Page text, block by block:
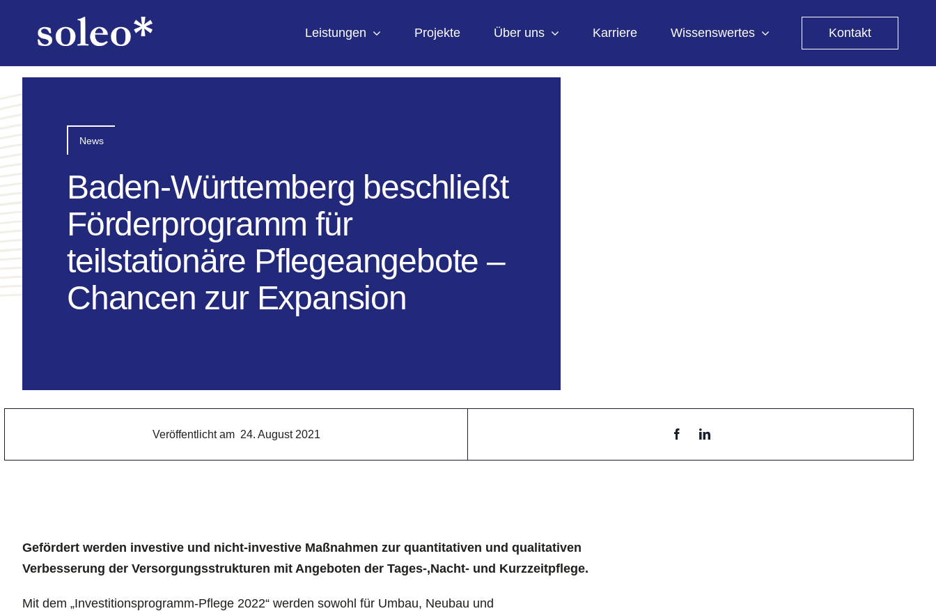
Leistungen Projekte Über uns Karriere Wissenswertes Kontakt
News
Baden-Württemberg beschließt
Förderprogramm für
teilstationäre Pflegeangebote –
Chancen zur Expansion
Veröffentlicht am 24. August 2021
Gefördert werden investive und nicht-investive Maßnahmen zur quantitativen und qualitativen
Verbesserung der Versorgungsstrukturen mit Angeboten der Tages-,Nacht- und Kurzzeitpflege.
Mit dem „Investitionsprogramm-Pflege 2022“ werden sowohl für Umbau, Neubau und